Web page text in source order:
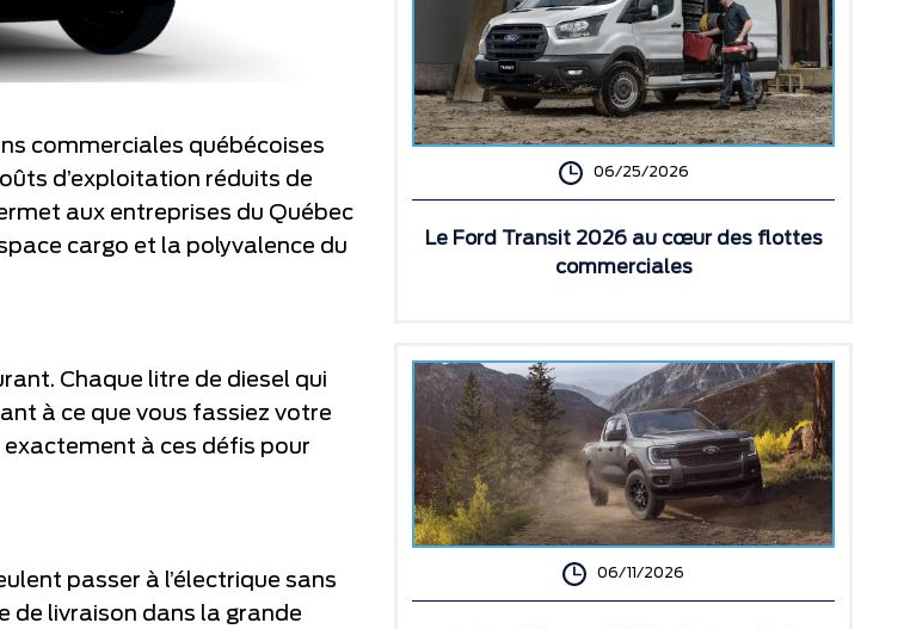
commerciales québécoises
d’exploitation réduits de
aux entreprises du Québec
cargo et la polyvalence du
Chaque litre de diesel qui
à ce que vous fassiez votre
à ces défis pour
passer à l’électrique sans
de livraison dans la grande
06/25/2026
Le Ford Transit 2026 au cœur des flottes
commerciales
06/11/2026